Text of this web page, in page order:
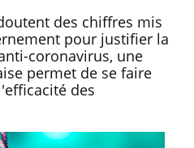
des chiffres mis
pour justifier la
coronavirus, une
permet de se faire
des